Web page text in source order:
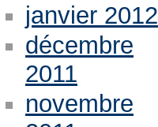
janvier 2012
décembre
2011
novembre